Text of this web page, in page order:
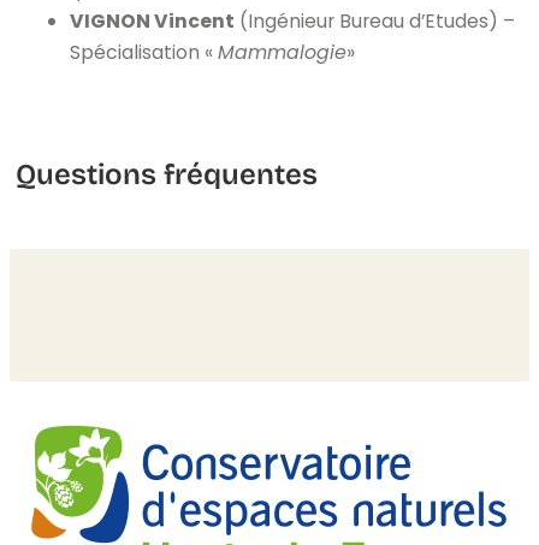
VIGNON Vincent (Ingénieur Bureau d’Etudes) –
Spécialisation «Mammalogie»
Questions fréquentes